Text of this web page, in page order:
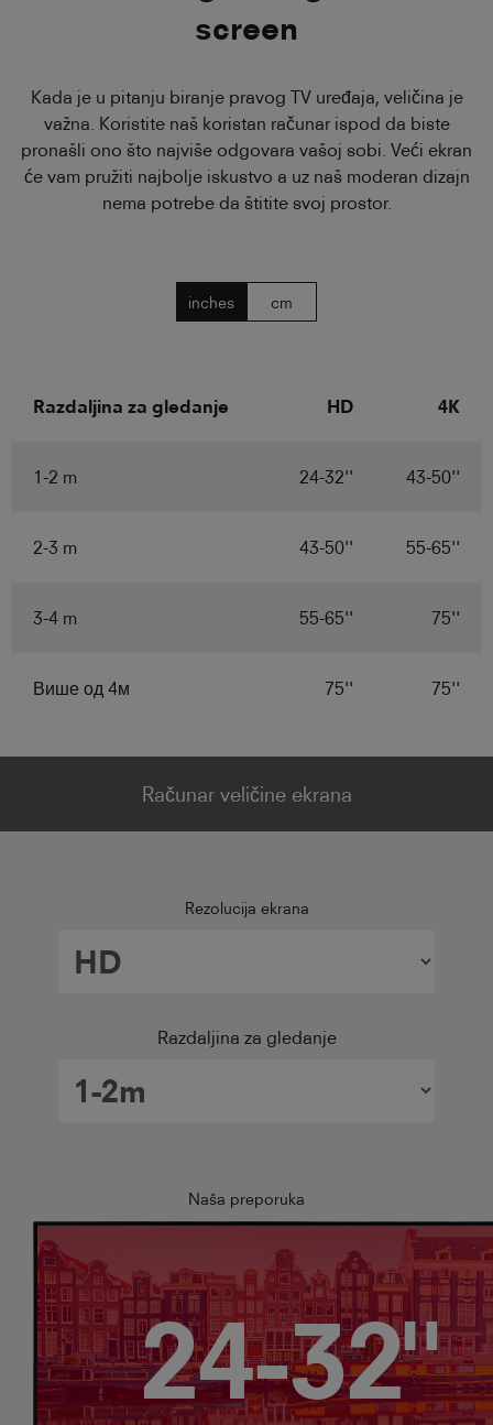
screen
Kada je u pitanju biranje pravog TV uređaja, veličina je
važna. Koristite naš koristan računar ispod da biste
pronašli ono što najviše odgovara vašoj sobi. Veći ekran
će vam pružiti najbolje iskustvo a uz naš moderan dizajn
nema potrebe da štitite svoj prostor.
inches cm
Razdaljina za gledanje HD 4K
1-2 m 24-32'' 43-50''
2-3 m 43-50'' 55-65''
3-4 m 55-65'' 75''
Више од 4м 75'' 75''
Računar veličine ekrana
Rezolucija ekrana
Razdaljina za gledanje
Naša preporuka
24-32"